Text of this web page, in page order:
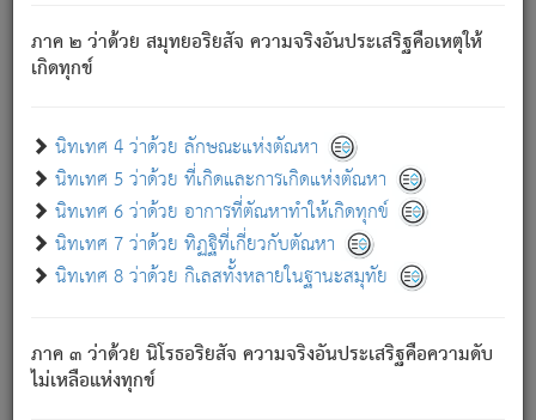
ภาค ๒ ว่าด้วย สมุทยอริยสัจ ความจริงอันประเสริฐคือเหตุให้
เกิดทุกข์
นิทเทศ 4 ว่าด้วย ลักษณะแห่งตัณหา
นิทเทศ 5 ว่าด้วย ที่เกิดและการเกิดแห่งตัณหา
นิทเทศ 6 ว่าด้วย อาการที่ตัณหาทำให้เกิดทุกข์
นิทเทศ 7 ว่าด้วย ทิฏฐิที่เกี่ยวกับตัณหา
นิทเทศ 8 ว่าด้วย กิเลสทั้งหลายในฐานะสมุทัย
ภาค ๓ ว่าด้วย นิโรธอริยสัจ ความจริงอันประเสริฐคือความดับ
ไม่เหลือแห่งทุกข์
อันเป็นไปในที่หรือเวลาทั้งปวง[3]เพื่อความมีแห่งประโยชน์โดย
ประการทั้งปวง; ภพทั้งหลายทั้งหมดนั้น ไม่เที่ยง เป็นทุกข์ มี
ความแปรปรวนเป็นธรรมดา.
อย่างนี้อยู่; เขาย่อมละภวตัณหาได้ และไม่เพลิดเพลินวิภวตัณหา
ด้วย.
ความดับเพราะความสำรอกไม่เหลือ (แห่งภพทั้งหลาย)
เพราะความสิ้นไปแห่งตัณหาโดยประการทั้งปวง นั้นคือ
นิพพาน.
ภพใหม่ย่อมไม่มีแก่ภิกษุนั้น ผู้ดับเย็นสนิทแล้ว เพราะไม่มี
ภิกษุนั้น เป็นผู้ครอบงำมารได้แล้ว ชนะสงครามแล้ว ก้าวล่วง
ภพทั้งหลายทั้งปวงได้แล้ว เป็นผู้คงที่ (คือไม่เปลี่ยนแปลงอีกต่อ